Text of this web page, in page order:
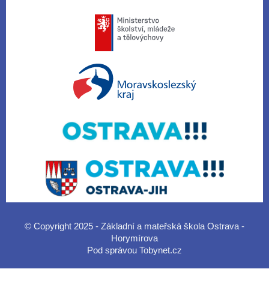
© Copyright 2025 - Základní a mateřská škola Ostrava -
Horymírova
Pod správou Tobynet.cz